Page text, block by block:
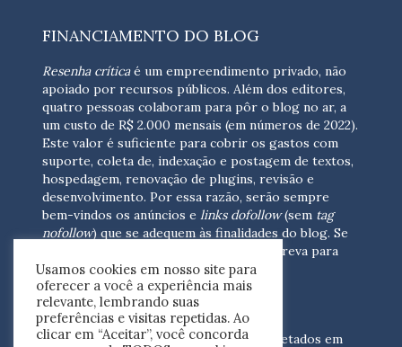
FINANCIAMENTO DO BLOG
Resenha críticaé um empreendimento privado, não
apoiado por recursos públicos. Além dos editores,
quatro pessoas colaboram para pôr o blog no ar, a
um custo de R$ 2.000 mensais (em números de 2022).
Este valor é suficiente para cobrir os gastos com
suporte, coleta de, indexação e postagem de textos,
hospedagem, renovação de plugins, revisão e
desenvolvimento. Por essa razão, serão sempre
bem-vindos os anúncios e links dofollow(sem tag
nofollow) que se adequem às finalidades do blog. Se
escreva para
nós(contato@resenhacritica.com.br)
FONTES E ACERVO
As resenhas, dossiês e sumários são coletados em
Usamos cookies em nosso site para
oferecer a você a experiência mais
relevante, lembrando suas
preferências e visitas repetidas. Ao
clicar em “Aceitar”, você concorda